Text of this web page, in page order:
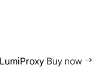
Buy now